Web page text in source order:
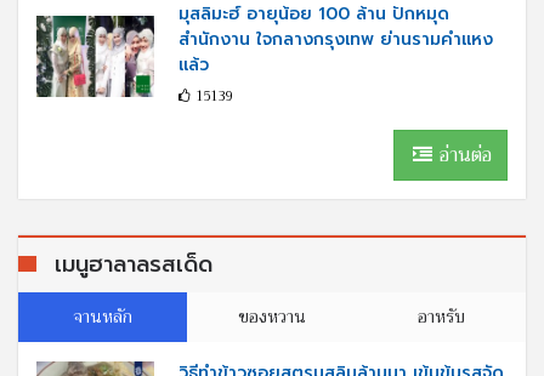
มุสลิมะฮ์ อายุน้อย 100 ล้าน ปักหมุด
สำนักงาน ใจกลางกรุงเทพ ย่านรามคำแหง
แล้ว
15139
อ่านต่อ
เมนูฮาลาลรสเด็ด
จานหลัก ของหวาน อาหรับ